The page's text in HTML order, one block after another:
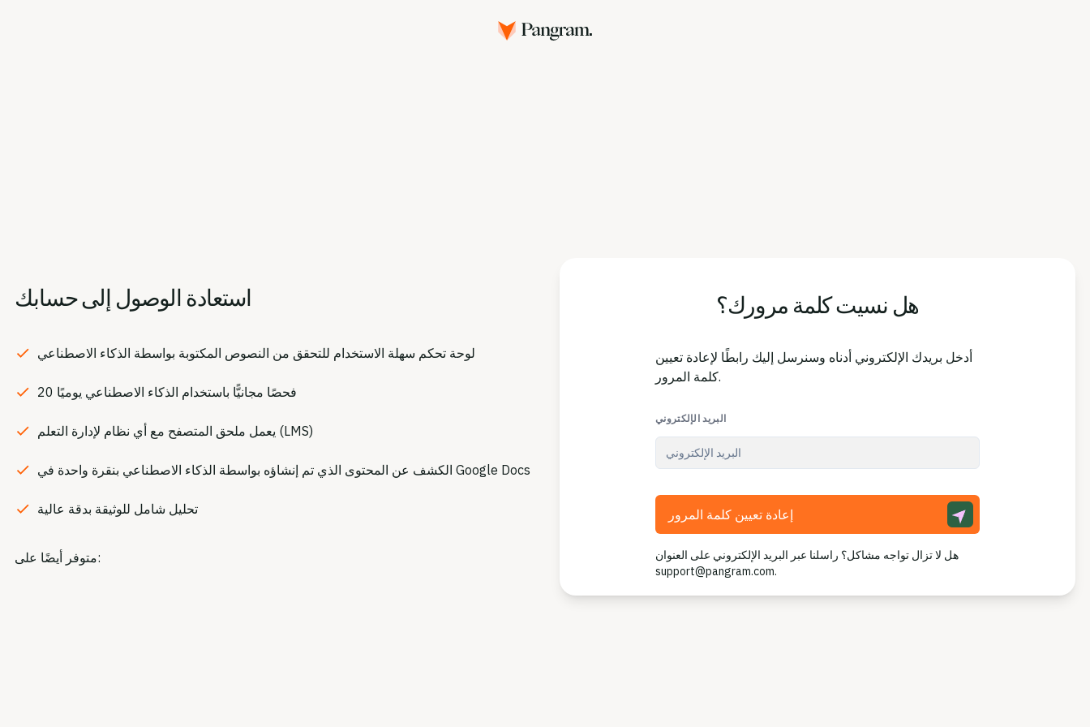
استعادة الوصول إلى حسابك
لوحة تحكم سهلة الاستخدام للتحقق من النصوص المكتوبة بواسطة الذكاء الاصطناعي
20 فحصًا مجانيًّا باستخدام الذكاء الاصطناعي يوميًا
يعمل ملحق المتصفح مع أي نظام لإدارة التعلم (LMS)
الكشف عن المحتوى الذي تم إنشاؤه بواسطة الذكاء الاصطناعي بنقرة واحدة في Google Docs
تحليل شامل للوثيقة بدقة عالية
متوفر أيضًا على:
هل نسيت كلمة مرورك؟
أدخل بريدك الإلكتروني أدناه وسنرسل إليك رابطًا لإعادة تعيين
كلمة المرور.
البريد الإلكتروني
إعادة تعيين كلمة المرور
هل لا تزال تواجه مشاكل؟ راسلنا عبر البريد الإلكتروني على العنوان
support@pangram.com.